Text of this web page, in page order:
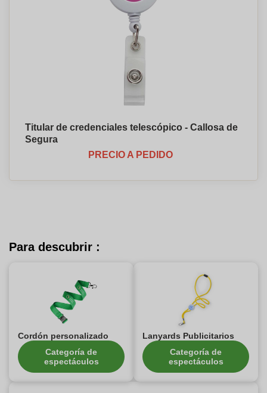
Titular de credenciales telescópico - Callosa de
Segura
PRECIO A PEDIDO
Para descubrir :
Cordón personalizado
Categoría de
espectáculos
Lanyards Publicitarios
Categoría de
espectáculos